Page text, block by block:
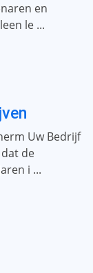
en
le ...
Uw Bedrijf
de
i ...